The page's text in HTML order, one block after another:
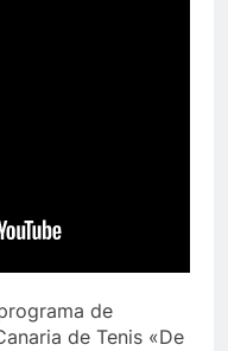
de
de Tenis «De